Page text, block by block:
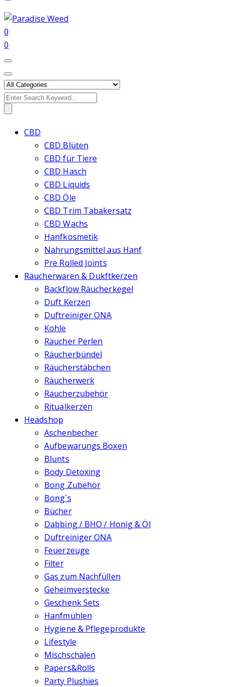
0
0
Search
CBD
CBD Blüten
CBD für Tiere
CBD Hasch
CBD Liquids
CBD Öle
CBD Trim Tabakersatz
CBD Wachs
Hanfkosmetik
Nahrungsmittel aus Hanf
Pre Rolled Joints
Räucherwaren & Dukftkerzen
Backflow Räucherkegel
Duft Kerzen
Duftreiniger ONA
Kohle
Räucher Perlen
Räucherbündel
Räucherstäbchen
Räucherwerk
Räucherzubehör
Ritualkerzen
Headshop
Aschenbecher
Aufbewarungs Boxen
Blunts
Body Detoxing
Bong Zubehör
Bong`s
Bücher
Dabbing / BHO / Honig & Öl
Duftreiniger ONA
Feuerzeuge
Filter
Gas zum Nachfüllen
Geheimverstecke
Geschenk Sets
Hanfmühlen
Hygiene & Pflegeprodukte
Lifestyle
Mischschalen
Papers&Rolls
Party Plushies